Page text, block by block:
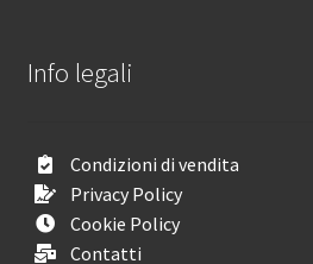
Info legali
Condizioni di vendita
Privacy Policy
Cookie Policy
Contatti